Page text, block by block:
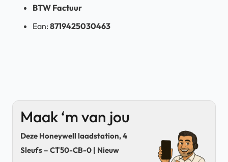
BTW Factuur
Ean: 8719425030463
Maak ‘m van jou
Deze Honeywell laadstation, 4
Sleufs – CT50-CB-0 | Nieuw